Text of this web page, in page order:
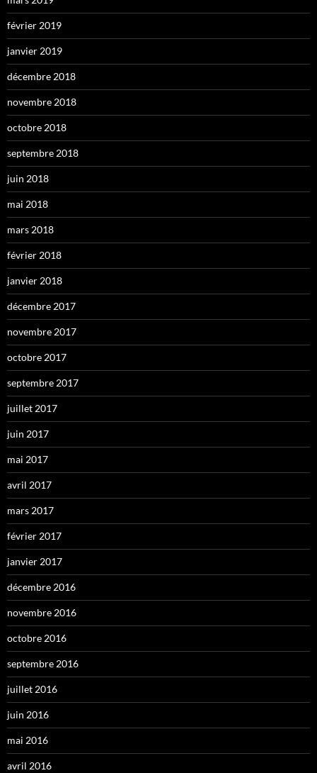
février 2019
janvier 2019
décembre 2018
novembre 2018
octobre 2018
septembre 2018
juin 2018
mai 2018
mars 2018
février 2018
janvier 2018
décembre 2017
novembre 2017
octobre 2017
septembre 2017
juillet 2017
juin 2017
mai 2017
avril 2017
mars 2017
février 2017
janvier 2017
décembre 2016
novembre 2016
octobre 2016
septembre 2016
juillet 2016
juin 2016
mai 2016
avril 2016